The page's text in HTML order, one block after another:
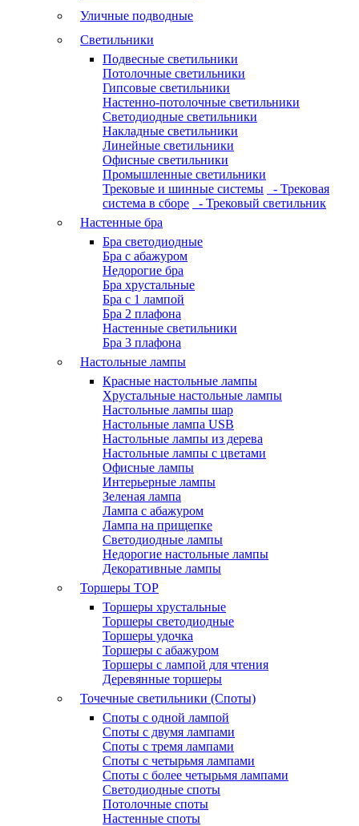
Уличные подводные
Светильники
Подвесные светильники
Потолочные светильники
Гипсовые светильники
Настенно-потолочные светильники
Светодиодные светильники
Накладные светильники
Линейные светильники
Офисные светильники
Промышленные светильники
Трековые и шинные системы
- Трековая
система в сборе
- Трековый светильник
Настенные бра
Бра светодиодные
Бра с абажуром
Недорогие бра
Бра хрустальные
Бра с 1 лампой
Бра 2 плафона
Настенные светильники
Бра 3 плафона
Настольные лампы
Красные настольные лампы
Хрустальные настольные лампы
Настольные лампы шар
Настольные лампа USB
Настольные лампы из дерева
Настольные лампы с цветами
Офисные лампы
Интерьерные лампы
Зеленая лампа
Лампа с абажуром
Лампа на прищепке
Светодиодные лампы
Недорогие настольные лампы
Декоративные лампы
Торшеры TOP
Торшеры хрустальные
Торшеры светодиодные
Торшеры удочка
Торшеры с абажуром
Торшеры с лампой для чтения
Деревянные торшеры
Точечные светильники (Споты)
Споты с одной лампой
Споты с двумя лампами
Споты с тремя лампами
Споты с четырьмя лампами
Споты с более четырьмя лампами
Светодиодные споты
Потолочные споты
Настенные споты